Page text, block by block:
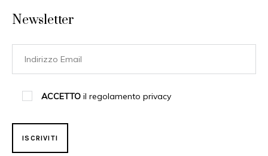
Newsletter
ACCETTO il regolamento privacy